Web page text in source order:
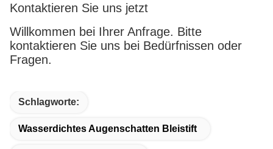
Kontaktieren Sie uns jetzt
Willkommen bei Ihrer Anfrage. Bitte
kontaktieren Sie uns bei Bedürfnissen oder
Fragen.
Schlagworte:
Wasserdichtes Augenschatten Bleistift